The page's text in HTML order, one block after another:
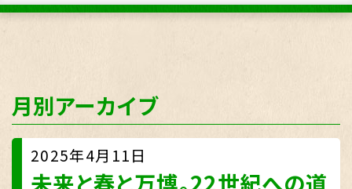
月別アーカイブ
2025年4月11日